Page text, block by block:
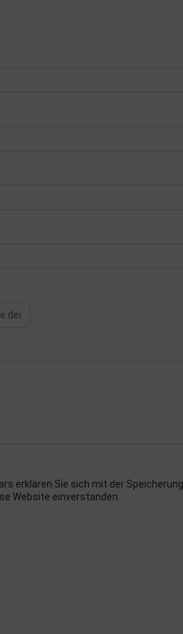
erklären Sie sich mit der
Website einverstanden.